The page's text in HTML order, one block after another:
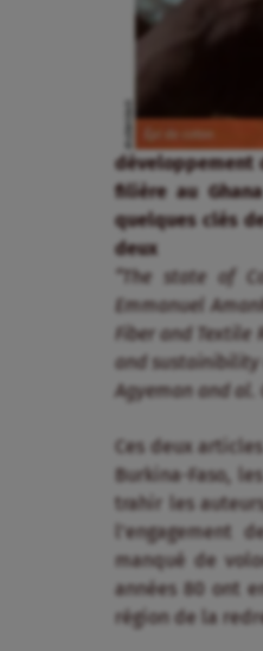
développement
filière au
quelques clés
“The state of
Emmanuel
Fiber and Textile
and sustainibility
Agyeman and al.
Ces deux
Burkina-Faso,
trahir les
manqué de
années 80 ont
région de la